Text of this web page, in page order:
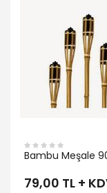
Bambu Meşale
79,00 TL +